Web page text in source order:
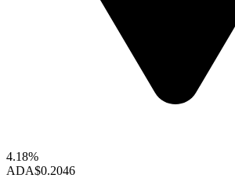
4.18%
ADA$0.2046